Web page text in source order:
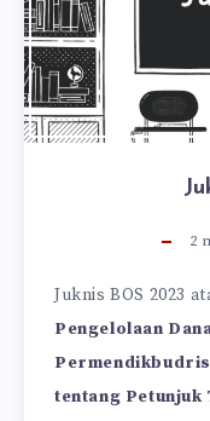
2
Juknis BOS 2023
Pengelolaan
tentang Petunjuk